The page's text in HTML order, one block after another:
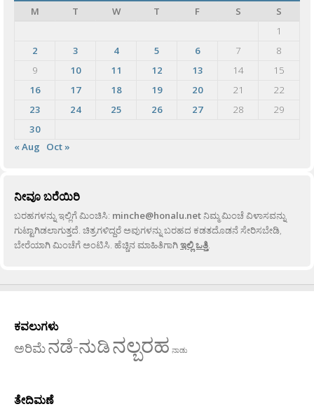
M
T W T F S
S
1
2
3 4 5 6 7
8
9
10 11 12 13 14
15
16
17 18 19 20 21
22
23
24 25 26 27 28
29
30
« Aug
Oct »
ನೀವೂ ಬರೆಯಿರಿ
ಬರಹಗಳನ್ನು ಇಲ್ಲಿಗೆ ಮಿಂಚಿಸಿ: minche@honalu.netನಿಮ್ಮ ಮಿಂಚೆ ವಿಳಾಸವನ್ನು
ಗುಟ್ಟಾಗಿಡಲಾಗುತ್ತದೆ. ಚಿತ್ರಗಳಿದ್ದರೆ ಅವುಗಳನ್ನು ಬರಹದ ಕಡತದೊಡನೆ ಸೇರಿಸಬೇಡಿ,
ಬೇರೆಯಾಗಿ ಮಿಂಚೆಗೆ ಅಂಟಿಸಿ. ಹೆಚ್ಚಿನ ಮಾಹಿತಿಗಾಗಿಇಲ್ಲಿ ಒತ್ತಿ.
ಕವಲುಗಳು
ಅರಿಮೆನಡೆ-ನುಡಿನಲ್ಬರಹ ನಾಡು
ತೇದಿಮಣೆ